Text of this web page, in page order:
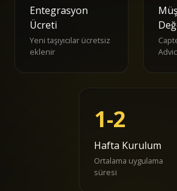
Entegrasyon
Ücreti
Yeni taşıyıcılar ücretsiz
eklenir
1-2
Hafta Kurulum
Ortalama uygulama
süresi